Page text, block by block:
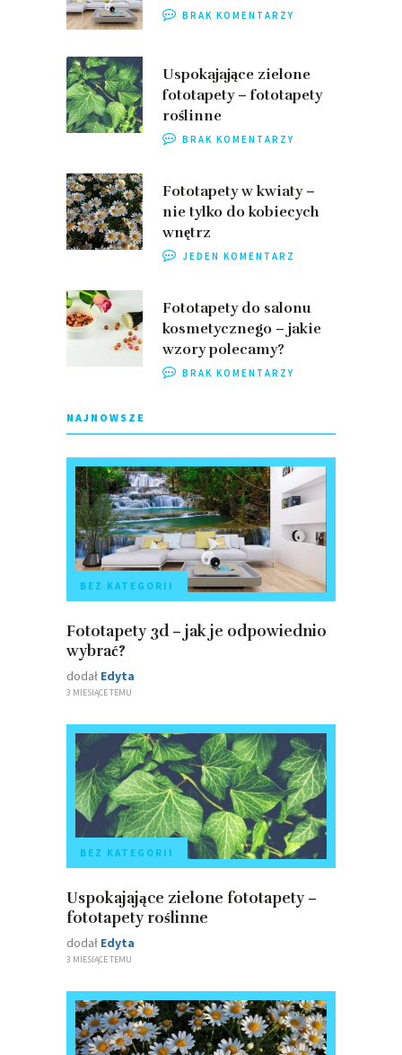
BRAK KOMENTARZY
Uspokajające zielone
fototapety – fototapety
roślinne
BRAK KOMENTARZY
Fototapety w kwiaty –
nie tylko do kobiecych
wnętrz
JEDEN KOMENTARZ
Fototapety do salonu
kosmetycznego – jakie
wzory polecamy?
BRAK KOMENTARZY
NAJNOWSZE
BEZ KATEGORII
Fototapety 3d – jak je odpowiednio
wybrać?
dodał Edyta
3 MIESIĄCE TEMU
BEZ KATEGORII
Uspokajające zielone fototapety –
fototapety roślinne
dodał Edyta
3 MIESIĄCE TEMU